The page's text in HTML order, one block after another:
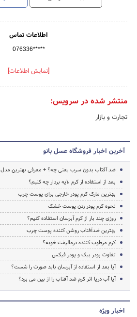
اطلاعات تماس
076336*****
[نمایش اطلاعات]
منتشر شده در سرویس:
تجارت و بازار
آخرین اخبار فروشگاه عسل بانو
ضد آفتاب بدون سرب یعنی چه؟ + معرفی بهترین مدل
بعد از استفاده از کرم لایه بردار چه کنیم؟
بهترین مارک کرم پودر خارجی برای پوست چرب
نحوه کرم پودر زدن پوست خشک
روزی چند بار از کرم آبرسان استفاده کنیم؟
بهترین ضدآفتاب روشن کننده پوست چرب
کرم مرطوب کننده درمالیفت خوبه؟
تفاوت پودر بیک و پودر فیکس
آیا بعد از استفاده از آبرسان باید صورت را شست؟
آیا آب دریا اثر کرم ضد آفتاب را از بین می برد؟
اخبار ویژه